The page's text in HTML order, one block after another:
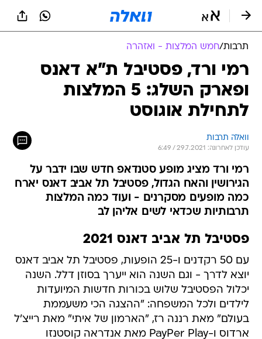
תרבות/חמש המלצות - ואזהרה
רמי ורד, פסטיבל ת"א דאנס
ופארק השלג: 5 המלצות
לתחילת אוגוסט
וואלה תרבות
עודכן לאחרונה: 29.7.2021 / 6:49
רמי ורד מציג מופע סטנדאפ חדש שבו ידבר על
הגירושין והאח הגדול, פסטיבל תל אביב דאנס יארח
כמה מופעים מסקרנים - ועוד כמה המלצות
תרבותיות שכדאי לשים אליהן לב
פסטיבל תל אביב דאנס 2021
עם 50 רקדנים ו-25 הופעות, פסטיבל תל אביב דאנס
יוצא לדרך - וגם השנה הוא ייערך בסוזן דלל. השנה
יכלול הפסטיבל שלוש בכורות חדשות המיועדות
לילדים ולכל המשפחה: "ההצגה הכי משעממת
בעולם" מאת רננה רז, "הארמון של איתי" מאת רייצ'ל
ארדוס ו-PayPer Play מאת אנדראה קוסטנזו